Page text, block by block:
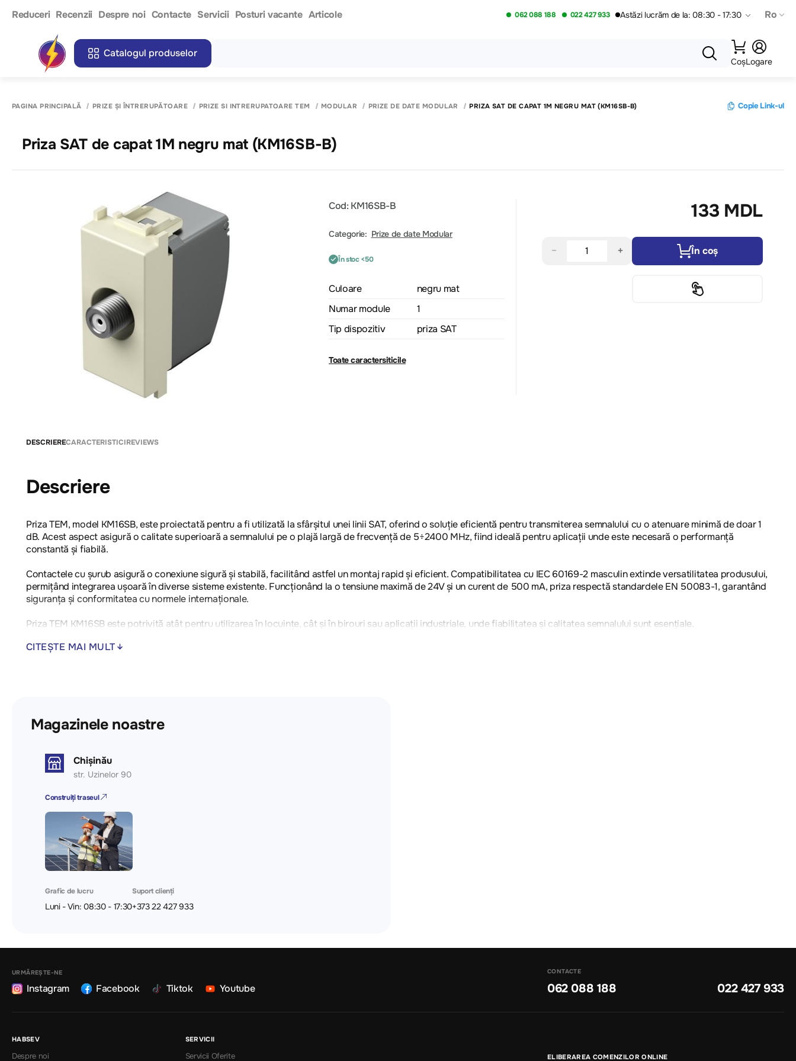
Reduceri Recenzii Despre noi Contacte Servicii Posturi vacante Articole 062 088 188 022 427 933 Astăzi lucrăm de la: 08:30 - 17:30 Ro
Catalogul produselor
CoșLogare
PAGINA PRINCIPALĂ PRIZE ȘI ÎNTRERUPĂTOARE PRIZE SI INTRERUPATOARE TEM MODULAR PRIZE DE DATE MODULAR PRIZA SAT DE CAPAT 1M NEGRU MAT (KM16SB-B) Copie Link-ul
Priza SAT de capat 1M negru mat (KM16SB-B)
Cod: KM16SB-B
Categorie: Prize de date Modular
În stoc <50
Culoare
negru mat
Numar module
1
Tip dispozitiv
priza SAT
Toate caractersiticile
133 MDL
− + În coș
DESCRIERECARACTERISTICIREVIEWS
Descriere
Priza TEM, model KM16SB, este proiectată pentru a fi utilizată la sfârșitul unei linii SAT, oferind o soluție eficientă pentru transmiterea semnalului cu o atenuare minimă de doar 1
dB. Acest aspect asigură o calitate superioară a semnalului pe o plajă largă de frecvență de 5÷2400 MHz, fiind ideală pentru aplicații unde este necesară o performanță
constantă și fiabilă.
Contactele cu șurub asigură o conexiune sigură și stabilă, facilitând astfel un montaj rapid și eficient. Compatibilitatea cu IEC 60169-2 masculin extinde versatilitatea produsului,
permițând integrarea ușoară în diverse sisteme existente. Funcționând la o tensiune maximă de 24V și un curent de 500 mA, priza respectă standardele EN 50083-1, garantând
siguranța și conformitatea cu normele internaționale.
Priza TEM KM16SB este potrivită atât pentru utilizarea în locuințe, cât și în birouri sau aplicații industriale, unde fiabilitatea și calitatea semnalului sunt esențiale.
- Tip dispozitiv: Priză SAT de sfârșit de linie
- Conformitate cu standardele: EN 50083-1
CITEȘTE MAI MULT
Magazinele noastre
Chișinău
str. Uzinelor 90
Construiți traseul
Grafic de lucru
Luni - Vin: 08:30 - 17:30
Suport clienți
+373 22 427 933
URMĂREȘTE-NE
Instagram Facebook Tiktok Youtube
CONTACTE
062 088 188 022 427 933
HABSEV
Despre noi
SERVICII
Servicii Oferite ELIBERAREA COMENZILOR ONLINE